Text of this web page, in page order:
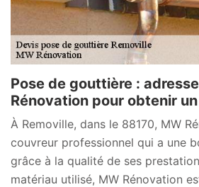
Pose de gouttière :
Rénovation pour obtenir
À Removille, dans le 88170, MW
couvreur professionnel qui a une
grâce à la qualité de ses
matériau utilisé, MW Rénovation